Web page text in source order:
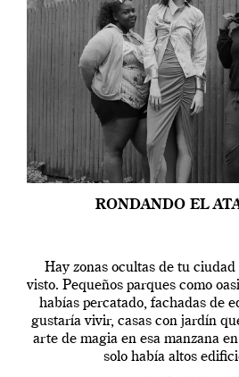
RONDANDO EL
Hay zonas ocultas de tu
visto. Pequeños parques como
habías percatado, fachadas de
gustaría vivir, casas con jardín
arte de magia en esa manzana
solo había altos